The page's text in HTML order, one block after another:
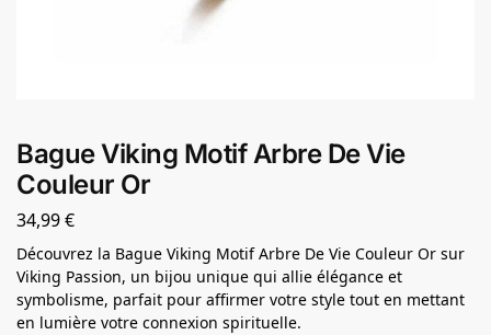
Bague Viking Motif Arbre De Vie
Couleur Or
34,99€
Découvrez la Bague Viking Motif Arbre De Vie Couleur Or sur
Viking Passion, un bijou unique qui allie élégance et
symbolisme, parfait pour affirmer votre style tout en mettant
en lumière votre connexion spirituelle.